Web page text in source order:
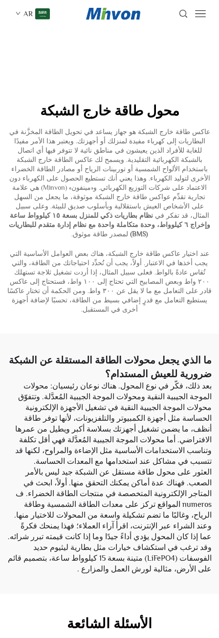
AR
محول طاقة خارج الشبكة
عاكس طاقة خارج الشبكة هو جهاز يساعد في تحويل الطاقة المخزَّنة في
البطاريات إلى كهرباء مفيدة لمنزلك أو أجهزتك. ويعتبر هذا الأمر مفيدًا
للغاية للأفراد الذين يعيشون في مناطق نائية لا تتوفر فيها أي اتصال
بالشبكة الكهربائية التقليدية. ويسمح لك عاكس الطاقة خارج الشبكة
باستخدام الألواح الشمسية أو توربينات الرياح أو مصادر الطاقة الخضراء
الأخرى لتوليد الكهرباء. وهذا يعني أنك تستطيع الحصول على الكهرباء دون
الاعتماد على شركات التوزيع الكهربائي. و«مينفون» (Minvon) هي علامة
تجارية تقدِّم عواكس طاقة خارج الشبكة موثوقة، ما يجعل من السهل
على الأشخاص العيش باستقلالية وبأسلوب صديق للبيئة. وعلى سبيل
المثال، قد تفكر في
نظام بطاريات ذكي للمنزل بسعة ١٥ كيلوواط ساعة
وإخراج ٦ كيلوواط، وحدة متكاملة واحدة مع نظام إدارة متقدم للبطاريات
(BMS)
لمصدر طاقة موثوق.
عند اختيار عاكس طاقة خارج الشبكة، هناك بعض العوامل الأساسية التي
يجب أخذها في الاعتبار. أولاً، يجب أن تُحدِّد احتياجاتك من الطاقة، والتي
تُقاس عادةً بالواط. فعلى سبيل المثال، إذا أردت تشغيل ثلاجة تستهلك
٢٠٠ واط وبعض المصابيح التي تحتاج إلى ١٠٠ واط، فستحتاج إلى عاكس
قادر على التعامل مع ما لا يقل عن ٣٠٠ واط. ومن الحكمة أن تختار عاكسًا
يستطيع التعامل مع قدرٍ إضافي بسيط من الطاقة، تحسبًا لإضافة أجهزة
أخرى في المستقبل.
ما الذي يجعل محولات الطاقة المستقلة عن الشبكة
ضرورية للعيش المستدام؟
بعد ذلك، فكّر في نوع المحول. هناك نوعان رئيسيان: محولات
الموجة الجيبية النقية ومحولات الموجة الجيبية المُعدَّلة. وتتفوّق
محولات الموجة الجيبية النقية في تشغيل الأجهزة الإلكترونية
الحساسة مثل أجهزة الكمبيوتر والتلفزيونات، لأنها توفر طاقة
أنظف، ما يضمن تشغيل أجهزتك بسلاسة أكبر ويطيل من عمرها
الافتراضي. أما محولات الموجة الجيبية المُعدَّلة فهي أقل تكلفة
وتناسب الاستخدامات الأساسية مثل الإضاءة والمراوح، لكنها قد
تتسبب في مشاكل عند استخدامها مع المعدات الحساسة.
العثور على محول طاقة مستقل عن الشبكة جيد ليس بالأمر
الصعب. فهناك عدة أماكن يمكنك التحقق منها. أولاً، ابحث في
المتاجر الإلكترونية المتخصصة في منتجات الطاقة الخضراء. ف
numeros المواقع تركز على معدات الطاقة الشمسية وطاقة
الرياح، وغالبًا ما تضم تشكيلة واسعة من المحولات للاختيار منها.
وعند الشراء عبر الإنترنت، اقرأ آراء العملاء؛ فهذا يمنحك فكرةً
عما إذا كان المحول يؤدي أداءً جيدًا وما إذا كانت قيمته تبرر شرائه.
وقد ترغب في استكشاف خيارات مثل بطارية ليثيوم حديد
الفوسفات (LiFePO4) متينة بسعة 15 كيلوواط ساعة، بتصميم قائم
على الأرض، مثالية لورش العمل والمزارع .
الأسئلة الشائعة